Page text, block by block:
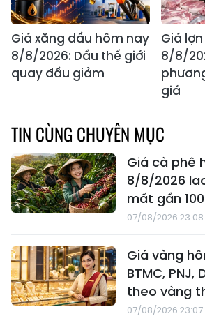
Giá xăng dầu hôm nay
8/8/2026: Dầu thế giới
quay đầu giảm
Giá
8/8/
giá
TIN CÙNG CHUYÊN MỤC
Giá cà phê
8/8/2026
mất gần
07/08/2026 23:08
Giá vàng
BTMC,
theo vàng
07/08/2026 23:07